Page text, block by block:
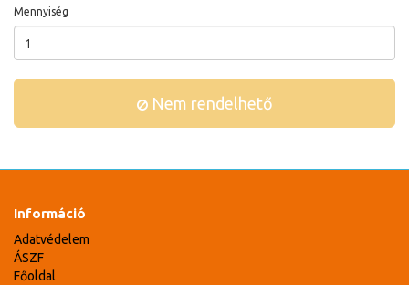
Mennyiség
Nem rendelhető
Információ
Adatvédelem
ÁSZF
Főoldal